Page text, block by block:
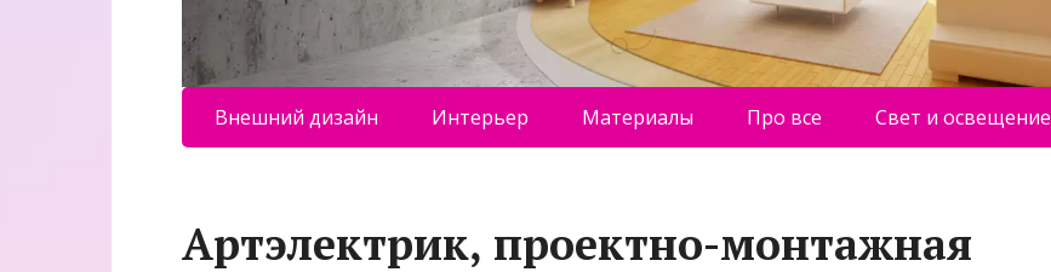
Внешний дизайн Интерьер Материалы Про все Свет и освещение
Артэлектрик, проектно-монтажная